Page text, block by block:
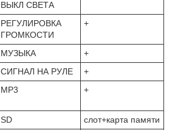
ВЫКЛ СВЕТА
РЕГУЛИРОВКА
ГРОМКОСТИ
+
МУЗЫКА
+
СИГНАЛ НА РУЛЕ
+
MP3 +
SD
слот+карта памяти